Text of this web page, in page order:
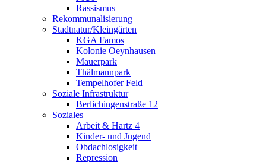
Rassismus
Rekommunalisierung
Stadtnatur/Kleingärten
KGA Famos
Kolonie Oeynhausen
Mauerpark
Thälmannpark
Tempelhofer Feld
Soziale Infrastruktur
Berlichingenstraße 12
Soziales
Arbeit & Hartz 4
Kinder- und Jugend
Obdachlosigkeit
Repression